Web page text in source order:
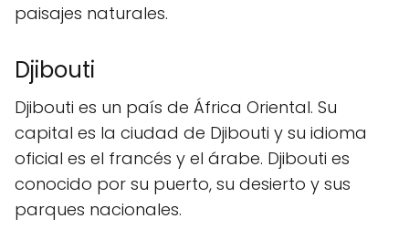
paisajes naturales.
Djibouti
Djibouti es un país de África Oriental. Su
capital es la ciudad de Djibouti y su idioma
oficial es el francés y el árabe. Djibouti es
conocido por su puerto, su desierto y sus
parques nacionales.